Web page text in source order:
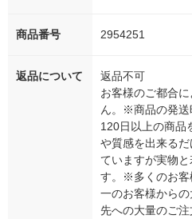
商品番号 2954251
返品について
返品不可
お客様のご都合
ん。※商品の発送
120日以上の商
や質感を出来る
ていますが実物
す。※多くのお客
一のお客様から
先への大量のご